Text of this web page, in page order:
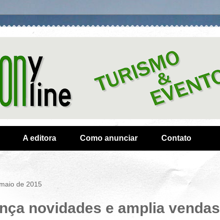
A editora Como anunciar Contato
de 2015
novidades e amplia vendas